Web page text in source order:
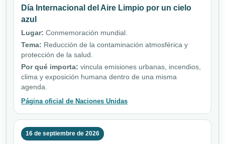
Día Internacional del Aire Limpio por un cielo
azul
Lugar: Conmemoración mundial.
Tema: Reducción de la contaminación atmosférica y
protección de la salud.
Por qué importa: vincula emisiones urbanas, incendios,
clima y exposición humana dentro de una misma
agenda.
Página oficial de Naciones Unidas
16 de septiembre de 2026